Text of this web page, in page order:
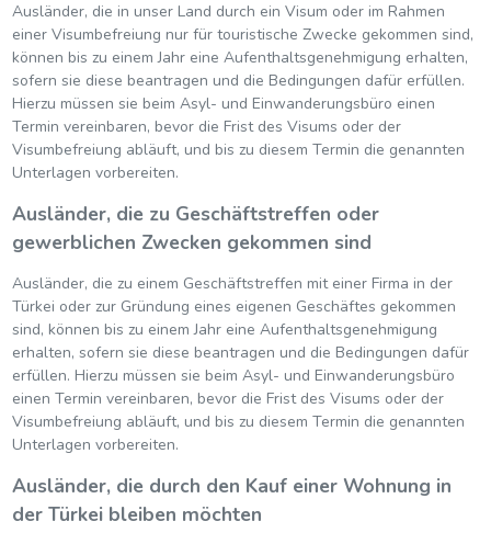
Ausländer, die in unser Land durch ein Visum oder im Rahmen
einer Visumbefreiung nur für touristische Zwecke gekommen sind,
können bis zu einem Jahr eine Aufenthaltsgenehmigung erhalten,
sofern sie diese beantragen und die Bedingungen dafür erfüllen.
Hierzu müssen sie beim Asyl- und Einwanderungsbüro einen
Termin vereinbaren, bevor die Frist des Visums oder der
Visumbefreiung abläuft, und bis zu diesem Termin die genannten
Unterlagen vorbereiten.
Ausländer, die zu Geschäftstreffen oder
gewerblichen Zwecken gekommen sind
Ausländer, die zu einem Geschäftstreffen mit einer Firma in der
Türkei oder zur Gründung eines eigenen Geschäftes gekommen
sind, können bis zu einem Jahr eine Aufenthaltsgenehmigung
erhalten, sofern sie diese beantragen und die Bedingungen dafür
erfüllen. Hierzu müssen sie beim Asyl- und Einwanderungsbüro
einen Termin vereinbaren, bevor die Frist des Visums oder der
Visumbefreiung abläuft, und bis zu diesem Termin die genannten
Unterlagen vorbereiten.
Ausländer, die durch den Kauf einer Wohnung in
der Türkei bleiben möchten